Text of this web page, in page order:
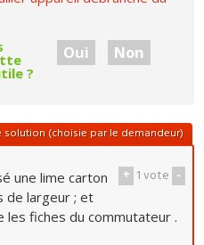
?
Oui Non
solution (choisie par le demandeur)
+ 1vote -
une lime carton
de largeur ; et
fiches du commutateur .